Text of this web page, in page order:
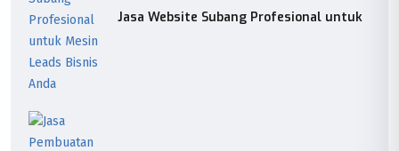
Jasa Website Subang Profesional untuk